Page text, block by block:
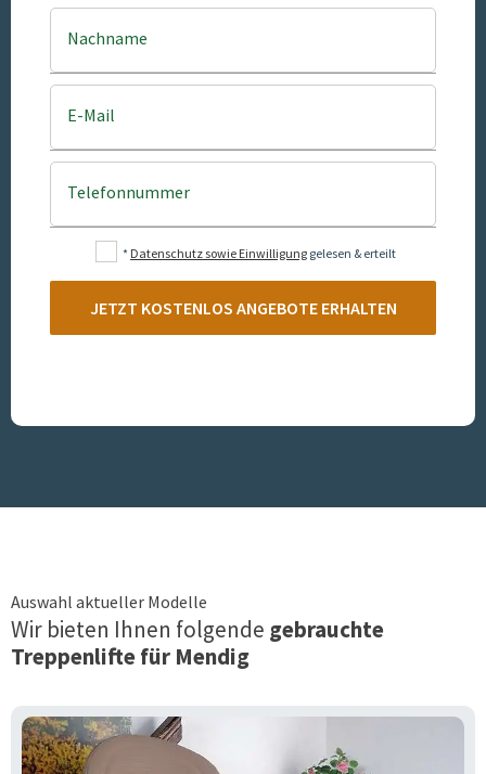
Nachname
E-Mail
Telefonnummer
* Datenschutz sowie Einwilligung gelesen & erteilt
JETZT KOSTENLOS ANGEBOTE ERHALTEN
Auswahl aktueller Modelle
Wir bieten Ihnen folgende gebrauchte
Treppenlifte für Mendig